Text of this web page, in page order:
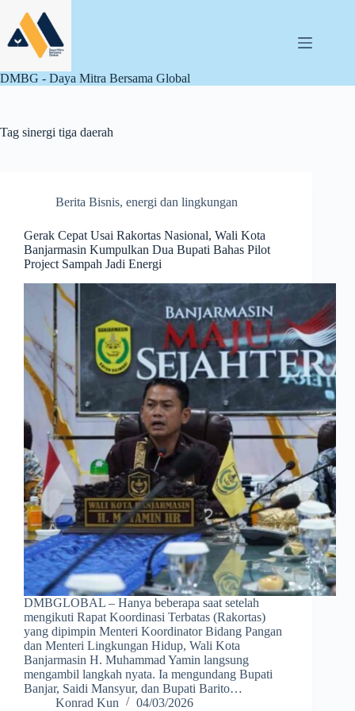
content
DMBG - Daya Mitra Bersama Global
Tag sinergi tiga daerah
Berita Bisnis, energi dan lingkungan
Gerak Cepat Usai Rakortas Nasional, Wali Kota
Banjarmasin Kumpulkan Dua Bupati Bahas Pilot
Project Sampah Jadi Energi
DMBGLOBAL – Hanya beberapa saat setelah
mengikuti Rapat Koordinasi Terbatas (Rakortas)
yang dipimpin Menteri Koordinator Bidang Pangan
dan Menteri Lingkungan Hidup, Wali Kota
Banjarmasin H. Muhammad Yamin langsung
mengambil langkah nyata. Ia mengundang Bupati
Banjar, Saidi Mansyur, dan Bupati Barito…
Konrad Kun
04/03/2026